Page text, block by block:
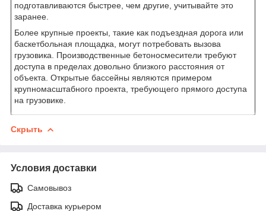
подготавливаются быстрее, чем другие, учитывайте это
заранее.
Более крупные проекты, такие как подъездная дорога или
баскетбольная площадка, могут потребовать вызова
грузовика. Производственные бетоносмесители требуют
доступа в пределах довольно близкого расстояния от
объекта. Открытые бассейны являются примером
крупномасштабного проекта, требующего прямого доступа
на грузовике.
Скрыть
Условия доставки
Самовывоз
Доставка курьером